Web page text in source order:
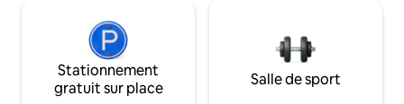
Stationnement
gratuit sur place
Salle de sport